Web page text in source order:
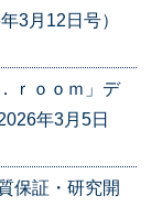
3月12日号）
ｒｏｏｍ」デ
年3月5日
保証・研究開